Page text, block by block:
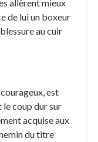
allèrent mieux
de lui un boxeur
au cuir
est
coup dur sur
acquise aux
du titre